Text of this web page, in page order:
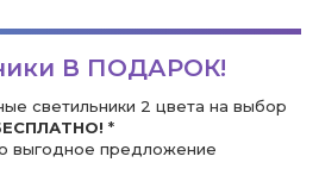
В ПОДАРОК!
светильники 2 цвета на выбор
*
выгодное предложение